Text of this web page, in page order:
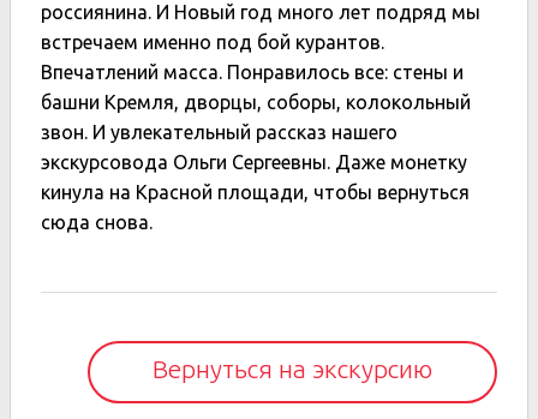
россиянина. И Новый год много лет подряд мы
встречаем именно под бой курантов.
Впечатлений масса. Понравилось все: стены и
башни Кремля, дворцы, соборы, колокольный
звон. И увлекательный рассказ нашего
экскурсовода Ольги Сергеевны. Даже монетку
кинула на Красной площади, чтобы вернуться
сюда снова.
Вернуться на экскурсию